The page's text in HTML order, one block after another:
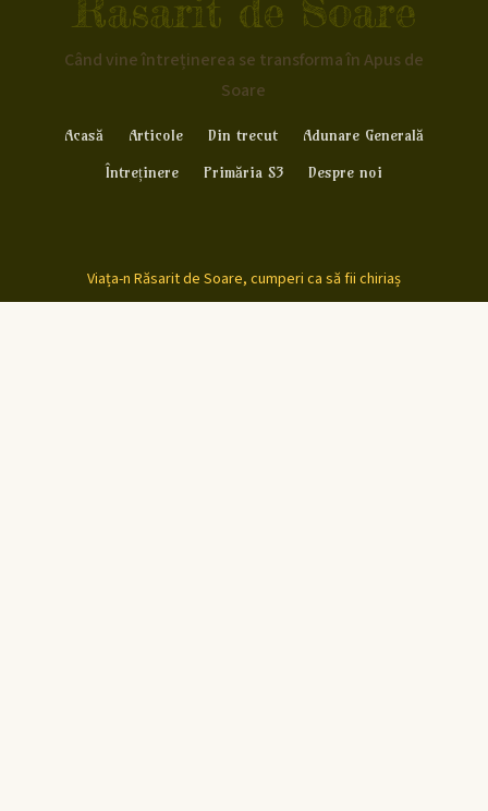
Rasarit de Soare
Când vine întreținerea se transforma în Apus de
Soare
Acasă Articole Din trecut
Adunare Generală
Întreținere
Primăria S3 Despre noi
Viața-n Răsarit de Soare, cumperi ca să fii chiriaș